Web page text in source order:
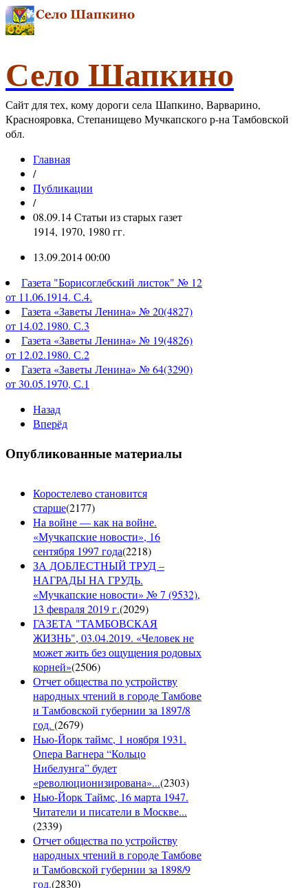
Село Шапкино
Сайт для тех, кому дороги села Шапкино, Варварино,
Краснояровка, Степанищево Мучкапского р-на Тамбовской
обл.
Главная
/
Публикации
/
08.09.14 Статьи из старых газет
1914, 1970, 1980 гг.
13.09.2014 00:00
Газета "Борисоглебский листок" № 12
от 11.06.1914. С.4.
Газета «Заветы Ленина» № 20(4827)
от 14.02.1980. С.3
Газета «Заветы Ленина» № 19(4826)
от 12.02.1980. С.2
Газета «Заветы Ленина» № 64(3290)
от 30.05.1970, С.1
Назад
Вперёд
Опубликованные материалы
Коростелево становится
старше(2177)
На войне — как на войне.
«Мучкапские новости», 16
сентября 1997 года(2218)
ЗА ДОБЛЕСТНЫЙ ТРУД –
НАГРАДЫ НА ГРУДЬ.
«Мучкапские новости» № 7 (9532),
13 февраля 2019 г.(2029)
ГАЗЕТА "ТАМБОВСКАЯ
ЖИЗНЬ", 03.04.2019. «Человек не
может жить без ощущения родовых
корней»(2506)
Отчет общества по устройству
народных чтений в городе Тамбове
и Тамбовской губернии за 1897/8
год. (2679)
Нью-Йорк таймс, 1 ноября 1931.
Опера Вагнера “Кольцо
Нибелунга” будет
«революционизирована»...(2303)
Нью-Йорк Таймс, 16 марта 1947.
Читатели и писатели в Москве...
(2339)
Отчет общества по устройству
народных чтений в городе Тамбове
и Тамбовской губернии за 1898/9
год.(2830)